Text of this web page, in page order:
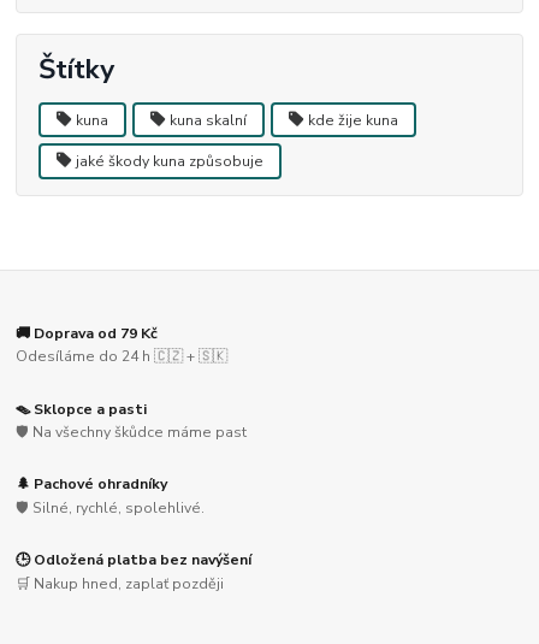
Štítky
kuna kuna skalní kde žije kuna
jaké škody kuna způsobuje
🚚 Doprava od 79 Kč
Odesíláme do 24 h 🇨🇿 + 🇸🇰
🪤 Sklopce a pasti
🛡️ Na všechny škůdce máme past
🌲 Pachové ohradníky
🛡️ Silné, rychlé, spolehlivé.
🕒 Odložená platba bez navýšení
🛒 Nakup hned, zaplať později